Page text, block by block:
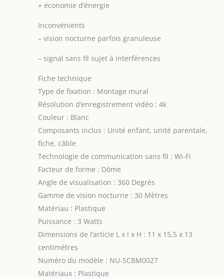
+ économie d’énergie
Inconvénients
– vision nocturne parfois granuleuse
– signal sans fil sujet à interférences
Fiche technique
Type de fixation : Montage mural
Résolution d’enregistrement vidéo : 4k
Couleur : Blanc
Composants inclus : Unité enfant, unité parentale,
fiche, câble
Technologie de communication sans fil : Wi-Fi
Facteur de forme : Dôme
Angle de visualisation : 360 Degrés
Gamme de vision nocturne : 30 Mètres
Matériau : Plastique
Puissance : 3 Watts
Dimensions de l’article L x l x H : 11 x 15,5 x 13
centimètres
Numéro du modèle : NU-SCBM0027
Matériaux : Plastique